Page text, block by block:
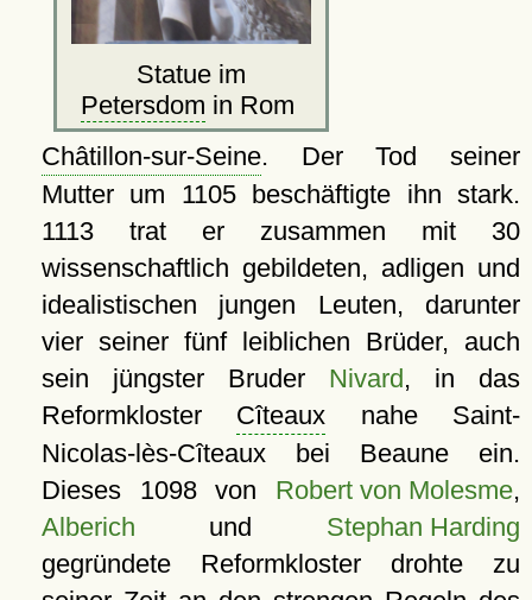
Statue im
Petersdom in Rom
Châtillon-sur-Seine. Der Tod seiner
Mutter um 1105 beschäftigte ihn stark.
1113 trat er zusammen mit 30
wissenschaftlich gebildeten, adligen und
idealistischen jungen Leuten, darunter
vier seiner fünf leiblichen Brüder, auch
sein jüngster Bruder Nivard , in das
Reformkloster Cîteaux nahe Saint-
Nicolas-lès-Cîteaux bei Beaune ein.
Dieses 1098 von Robert von Molesme,
Alberich und Stephan Harding
gegründete Reformkloster drohte zu